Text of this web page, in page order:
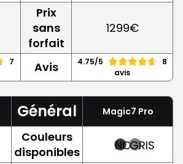
Prix
sans
forfait
1299€
7
Avis 4.75/5
8
avis
Général Magic7 Pro
Couleurs
disponibles
NOIRGRIS